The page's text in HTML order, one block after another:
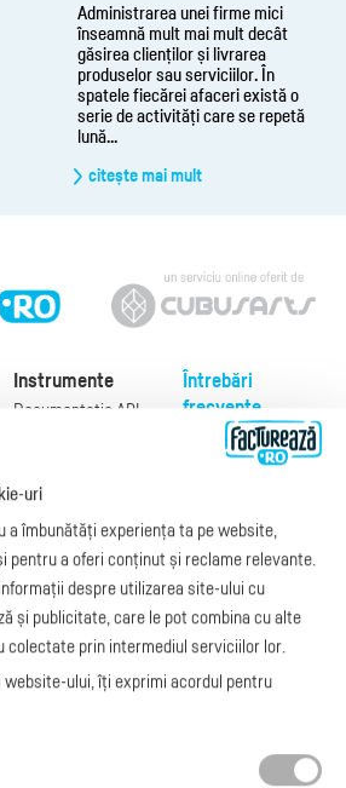
Administrarea unei firme mici
înseamnă mult mai mult decât
găsirea clienților și livrarea
produselor sau serviciilor. În
spatele fiecărei afaceri există o
serie de activități care se repetă
lună...
citește mai mult
Instrumente
Documentație API
e-Factura B2C
API e-Factura
e-Transport
Integrare Stripe
Integrare
SmartFintech
Integrare PrestaShop
Întrebări
frecvente
Despre noi
uri
a îmbunătăți experiența ta pe website,
pentru a oferi conținut și reclame relevante.
despre utilizarea site-ului cu
și publicitate, care le pot combina cu alte
colectate prin intermediul serviciilor lor.
ului, îți exprimi acordul pentru